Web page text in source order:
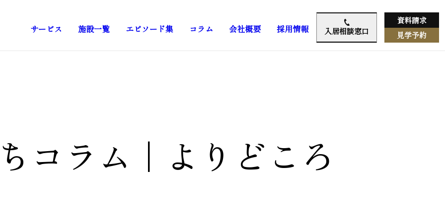
サービス 施設一覧 エピソード集 コラム 会社概要 採用情報 入居相談窓口
資料請求
見学予約
コラム ｜ よりどころ